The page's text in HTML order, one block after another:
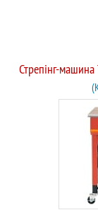
Стрепінг-